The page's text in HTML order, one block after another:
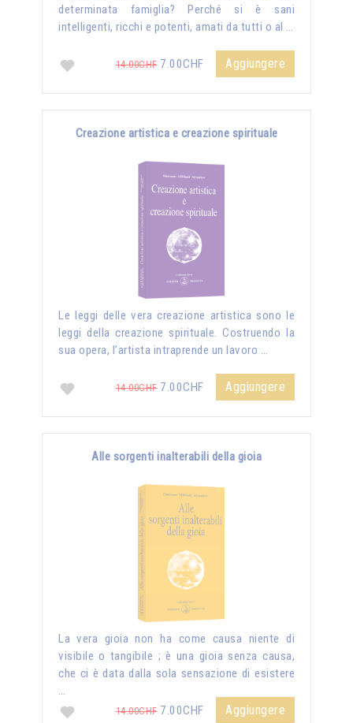
determinata famiglia? Perché si è sani
intelligenti, ricchi e potenti, amati da tutti o al …
14.00CHF7.00CHF Aggiungere
Creazione artistica e creazione spirituale
Le leggi delle vera creazione artistica sono le
leggi della creazione spirituale. Costruendo la
sua opera, l’artista intraprende un lavoro …
14.00CHF7.00CHF Aggiungere
Alle sorgenti inalterabili della gioia
La vera gioia non ha come causa niente di
visibile o tangibile ; è una gioia senza causa,
che ci è data dalla sola sensazione di esistere
…
14.00CHF7.00CHF Aggiungere